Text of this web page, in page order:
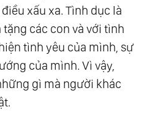
Yêu Của Nước
Chảy Của Tình Yêu
Tâm-Trí Hợp Nhất
Dục Là Cốt Lõi
xấu xa. Tình dục là
các con và với tình
tình yêu của mình, sự
của mình. Vì vậy,
gì mà người khác